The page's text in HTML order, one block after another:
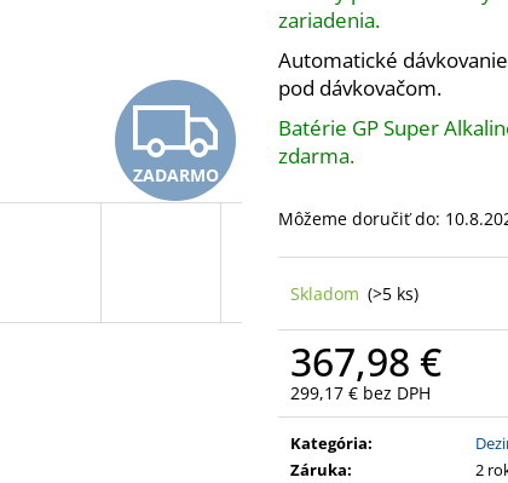
zariadenia.
Automatické
pod dávkovačom.
Batérie GP Super
zdarma.
Môžeme doručiť do:
Skladom (>5 ks)
367,98 €
299,17 € bez DPH
Jednotková
cena:
Kategória:
Záruka:
2
Z
A
D
ZADARMO
1X11 W; 50 M3/HOD.; S DIAĽKOVÝM
388,47 €